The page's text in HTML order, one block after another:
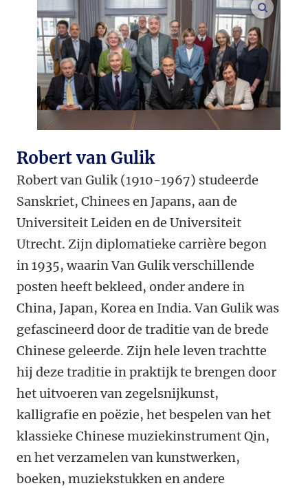
Robert van Gulik
Robert van Gulik (1910-1967) studeerde
Sanskriet, Chinees en Japans, aan de
Universiteit Leiden en de Universiteit
Utrecht. Zijn diplomatieke carrière begon
in 1935, waarin Van Gulik verschillende
posten heeft bekleed, onder andere in
China, Japan, Korea en India. Van Gulik was
gefascineerd door de traditie van de brede
Chinese geleerde. Zijn hele leven trachtte
hij deze traditie in praktijk te brengen door
het uitvoeren van zegelsnijkunst,
kalligrafie en poëzie, het bespelen van het
klassieke Chinese muziekinstrument Qin,
en het verzamelen van kunstwerken,
boeken, muziekstukken en andere